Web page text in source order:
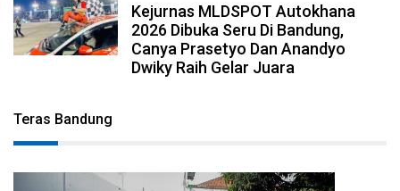
Kejurnas MLDSPOT Autokhana
2026 Dibuka Seru Di Bandung,
Canya Prasetyo Dan Anandyo
Dwiky Raih Gelar Juara
Teras Bandung